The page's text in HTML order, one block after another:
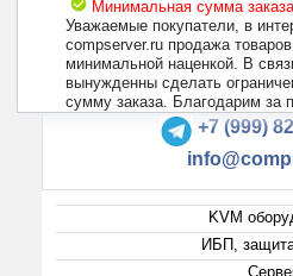
Минимальная сумма
Уважаемые покупатели, в
compserver.ru продажа
минимальной наценкой. В
вынужденны сделать
сумму заказа. Благодарим за
+7 (495)
+7 (999)
KVM
ИБП,